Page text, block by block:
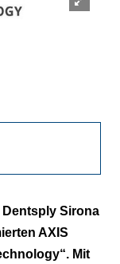
an
Dentsply Sirona
AXIS
Mit